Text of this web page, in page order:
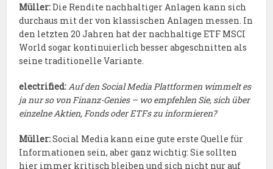
Müller:Die Rendite nachhaltiger Anlagen kann sich
durchaus mit der von klassischen Anlagen messen. In
den letzten 20 Jahren hat der nachhaltige ETF MSCI
World sogar kontinuierlich besser abgeschnitten als
seine traditionelle Variante.
electrified: Auf den Social Media Plattformen wimmelt es
ja nur so von Finanz-Genies – wo empfehlen Sie, sich über
einzelne Aktien, Fonds oder ETFs zu informieren?
Müller:Social Media kann eine gute erste Quelle für
Informationen sein, aber ganz wichtig: Sie sollten
hier immer kritisch bleiben und sich nicht nur auf